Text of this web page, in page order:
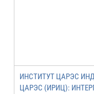
ИНСТИТУТ ЦАРЭС
ЦАРЭС (ИРИЦ):